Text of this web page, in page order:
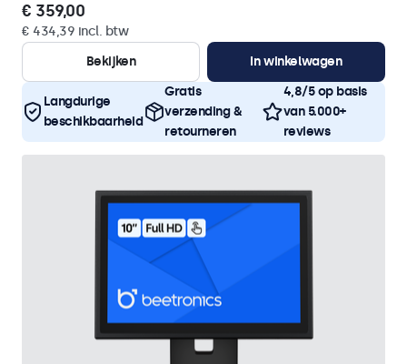
€ 359,00
€ 434,39 incl. btw
Bekijken
In winkelwagen
Langdurige
beschikbaarheid
Gratis
verzending &
retourneren
4,8/5 op basis
van 5.000+
reviews